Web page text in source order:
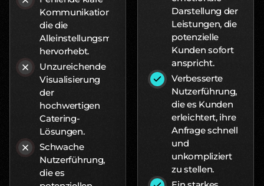
Kommunikation,
die die
Alleinstellungsmerkmale
hervorhebt.
Unzureichende
Visualisierung
der
hochwertigen
Catering-
Lösungen.
Schwache
Nutzerführung,
die es
Darstellung der
Leistungen, die
potenzielle
Kunden sofort
anspricht.
Verbesserte
Nutzerführung,
die es Kunden
erleichtert, ihre
Anfrage schnell
und
unkompliziert
zu stellen.